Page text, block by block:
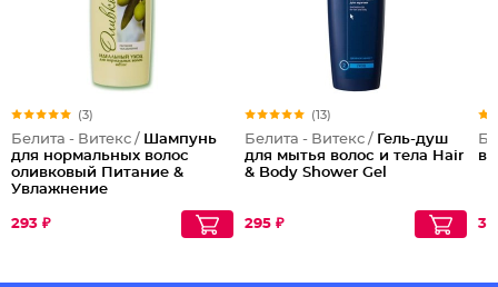
(3)
Белита - Витекс / Шампунь
для нормальных волос
оливковый Питание &
Увлажнение
293 ₽
(13)
Белита - Витекс / Гель-душ
для мытья волос и тела Hair
& Body Shower Gel
295 ₽